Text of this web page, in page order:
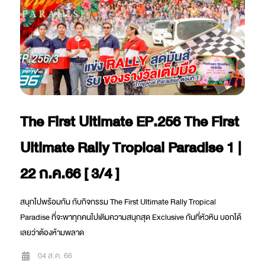
The First Ultimate EP.256 The First
Ultimate Rally Tropical Paradise 1 |
22 ก.ค.66 [ 3/4 ]
สนุกไปพร้อมกัน กับกิจกรรม The First Ultimate Rally Tropical
Paradise ที่จะพาทุกคนไปเติมความสนุกสุด Exclusive กันที่หัวหิน บอกได้
เลยว่าต้องห้ามพลาด
04 ส.ค. 66